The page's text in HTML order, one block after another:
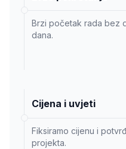
Brzi početak rada bez
dana.
Cijena i uvjeti
Fiksiramo cijenu i
projekta.